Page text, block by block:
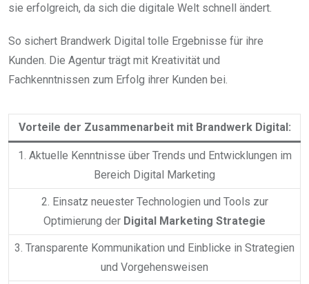
sie erfolgreich, da sich die digitale Welt schnell ändert.
So sichert Brandwerk Digital tolle Ergebnisse für ihre
Kunden. Die Agentur trägt mit Kreativität und
Fachkenntnissen zum Erfolg ihrer Kunden bei.
Vorteile der Zusammenarbeit mit Brandwerk Digital:
1. Aktuelle Kenntnisse über Trends und Entwicklungen im
Bereich Digital Marketing
2. Einsatz neuester Technologien und Tools zur
Optimierung der Digital Marketing Strategie
3. Transparente Kommunikation und Einblicke in Strategien
und Vorgehensweisen